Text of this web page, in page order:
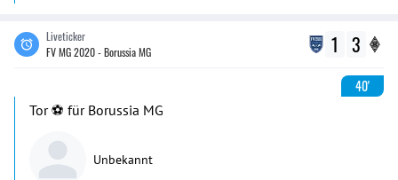
Liveticker
FV MG 2020 - Borussia MG
1 3
40'
Tor ⚽️ für Borussia MG
Unbekannt